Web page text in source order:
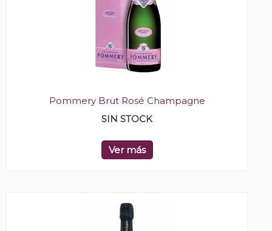
Pommery Brut Rosé Champagne
SIN STOCK
Ver más